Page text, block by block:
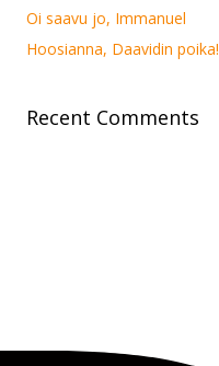
Oi saavu jo, Immanuel
Hoosianna, Daavidin poika!
Recent Comments